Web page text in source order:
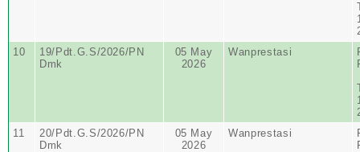
10
19/Pdt.G.S/2026/PN
Dmk
05 May
2026
Wanprestasi
11
20/Pdt.G.S/2026/PN
Dmk
05 May
2026
Wanprestasi